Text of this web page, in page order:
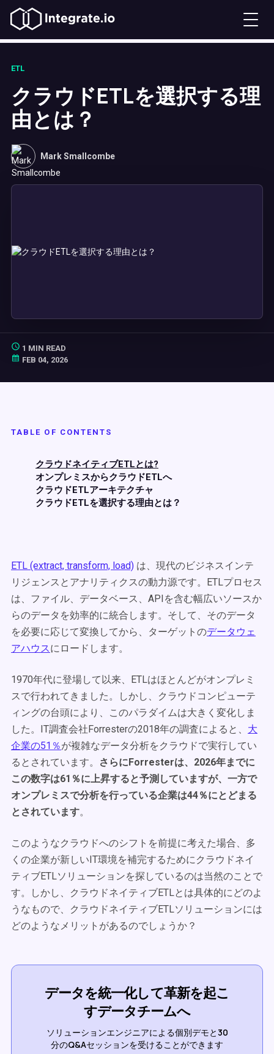
ETL
クラウドETLを選択する理
由とは？
Mark Smallcombe
1 MIN READ
FEB 04, 2026
TABLE OF CONTENTS
クラウドネイティブETLとは?
オンプレミスからクラウドETLへ
クラウドETLアーキテクチャ
クラウドETLを選択する理由とは？
ETL (extract, transform, load) は、現代のビジネスインテ
リジェンスとアナリティクスの動力源です。ETLプロセス
は、ファイル、データベース、APIを含む幅広いソースか
らのデータを効率的に統合します。そして、そのデータ
を必要に応じて変換してから、ターゲットのデータウェ
アハウスにロードします。
1970年代に登場して以来、ETLはほとんどがオンプレミ
スで行われてきました。しかし、クラウドコンピューテ
ィングの台頭により、このパラダイムは大きく変化しま
した。IT調査会社Forresterの2018年の調査によると、 大
企業の51％が複雑なデータ分析をクラウドで実行してい
るとされています。
さらにForresterは、2026年までに
この数字は61％に上昇すると予測していますが、一方で
オンプレミスで分析を行っている企業は44％にとどまる
とされています。
このようなクラウドへのシフトを前提に考えた場合、多
くの企業が新しいIT環境を補完するためにクラウドネイ
ティブETLソリューションを探しているのは当然のことで
す。しかし、クラウドネイティブETLとは具体的にどのよ
うなもので、クラウドネイティブETLソリューションには
どのようなメリットがあるのでしょうか？
データを統一化して革新を起こ
すデータチームへ
ソリューションエンジニアによる個別デモと30
分のQ&Aセッションを受けることができます